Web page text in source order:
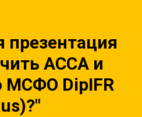
презентация
ACCA и
МСФО DipIFR